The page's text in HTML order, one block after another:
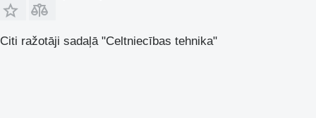
Citi ražotāji sadaļā "Celtniecības tehnika"